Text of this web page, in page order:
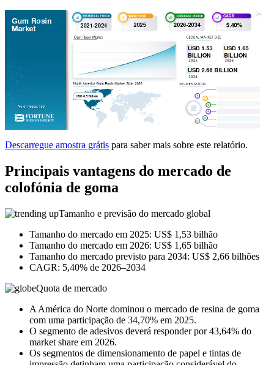
Descarregue amostra grátis para saber mais sobre este relatório.
Principais vantagens do mercado de
colofónia de goma
Tamanho e previsão do mercado global
Tamanho do mercado em 2025: US$ 1,53 bilhão
Tamanho do mercado em 2026: US$ 1,65 bilhão
Tamanho do mercado previsto para 2034: US$ 2,66 bilhões
CAGR: 5,40% de 2026–2034
Quota de mercado
A América do Norte dominou o mercado de resina de goma
com uma participação de 34,70% em 2025.
O segmento de adesivos deverá responder por 43,64% do
market share em 2026.
Os segmentos de dimensionamento de papel e tintas de